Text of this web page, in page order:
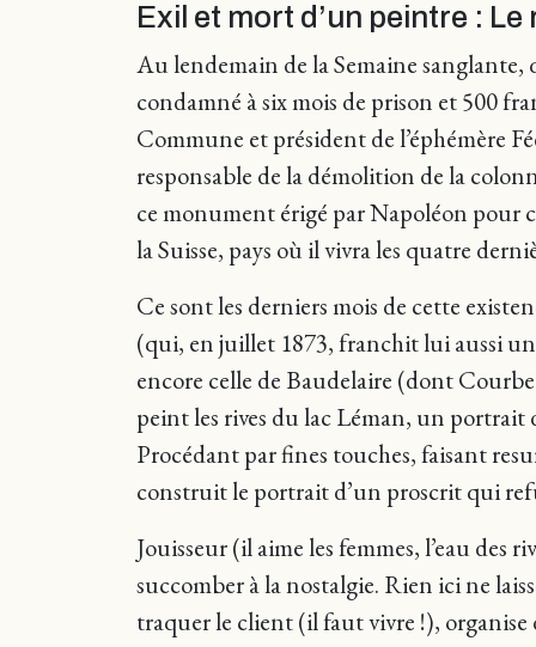
Exil et mort d’un peintre :
Au lendemain de la Semaine sanglante,
condamné à six mois de prison et 500
Commune et président de l’éphémère
responsable de la démolition de la
ce monument érigé par Napoléon pour
la Suisse, pays où il vivra les quatre
Ce sont les derniers mois de cette
(qui, en juillet 1873, franchit lui aussi
encore celle de Baudelaire (dont
peint les rives du lac Léman, un portrait
Procédant par fines touches, faisant
construit le portrait d’un proscrit qui
Jouisseur (il aime les femmes, l’eau
succomber à la nostalgie. Rien ici ne
traquer le client (il faut vivre !), organise